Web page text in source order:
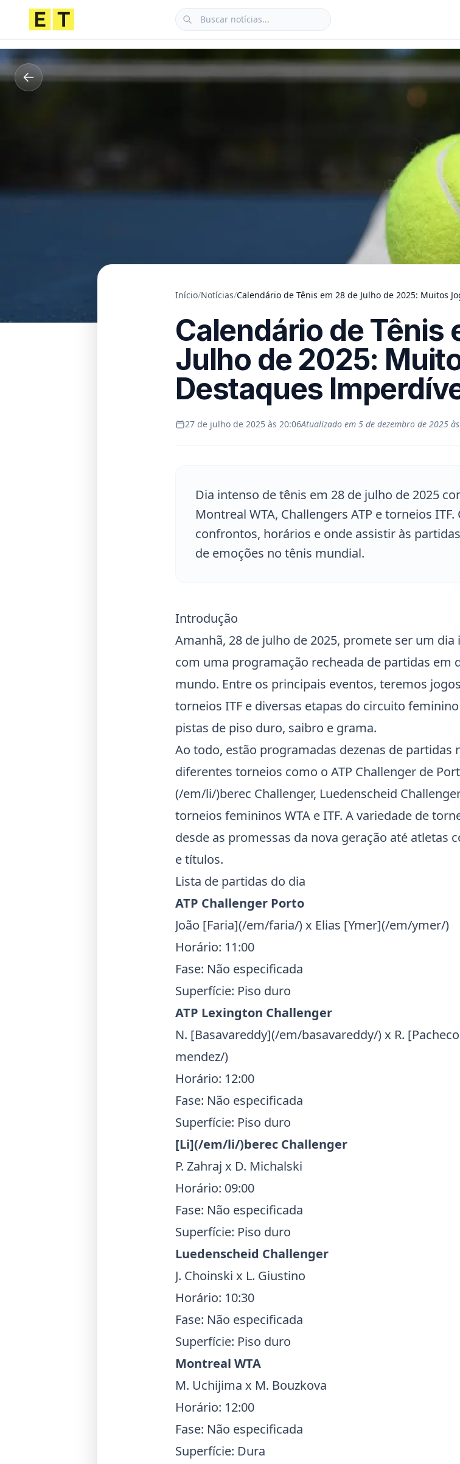
Início/Notícias/Calendário de Tênis em 28 de Julho de 2025: Muitos
Calendário de Tênis
Julho de 2025:
Destaques
27 de julho de 2025 às 20:06Atualizado em 5 de dezembro de 2025
Dia intenso de tênis em 28 de julho de 2025
Montreal WTA, Challengers ATP e torneios
confrontos, horários e onde assistir às
de emoções no tênis mundial.
Introdução
Amanhã, 28 de julho de 2025, promete ser um
com uma programação recheada de partidas em
mundo. Entre os principais eventos, teremos
torneios ITF e diversas etapas do circuito
pistas de piso duro, saibro e grama.
Ao todo, estão programadas dezenas de partidas
diferentes torneios como o ATP Challenger de
(/em/li/)berec Challenger, Luedenscheid Challenger
torneios femininos WTA eITF. A variedade de
desde as promessas da nova geração até atletas
e títulos.
Lista de partidas do dia
ATP Challenger Porto
João [Faria](/em/faria/)x Elias [Ymer](/em/ymer/)
Horário: 11:00
Fase: Não especificada
Superfície: Piso duro
ATP Lexington Challenger
N. [Basavareddy](/em/basavareddy/)x R.
mendez/)
Horário: 12:00
Fase: Não especificada
Superfície: Piso duro
[Li](/em/li/)berec Challenger
P. Zahraj x D. Michalski
Horário: 09:00
Fase: Não especificada
Superfície: Piso duro
Luedenscheid Challenger
J. Choinski x L. Giustino
Horário: 10:30
Fase: Não especificada
Superfície: Piso duro
Montreal WTA
M. Uchijima x M. Bouzkova
Horário: 12:00
Fase: Não especificada
Superfície: Dura